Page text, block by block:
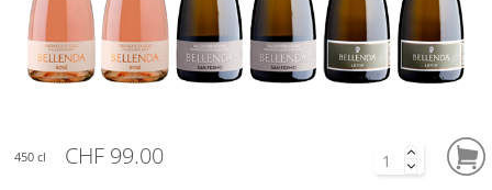
450 cl CHF 99.00